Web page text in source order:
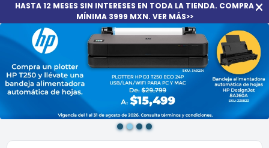
HASTA 12 MESES SIN INTERESES EN TODA LA TIENDA. COMPRA
MÍNIMA 3999 MXN. VER MÁS>>